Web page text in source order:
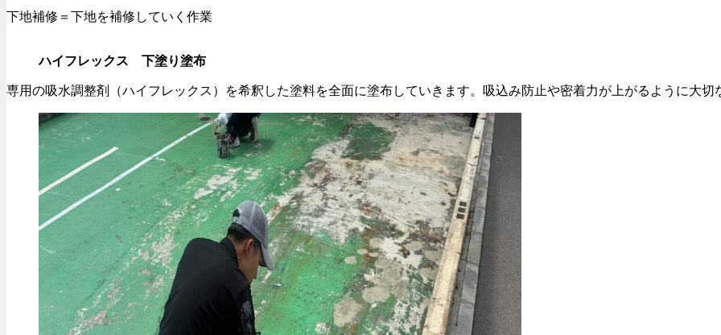
下地補修＝下地を補修していく作業
ハイフレックス 下塗り塗布
専用の吸水調整剤（ハイフレックス）を希釈した塗料を全面に塗布していきます。吸込み防止や密着力が上がるように大切